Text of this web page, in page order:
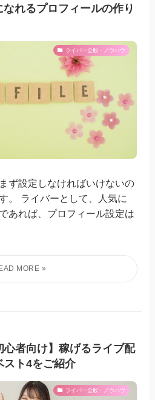
なれるプロフィールの作り
ライバー全般・ノウハウ
ず設定しなければいけないの
。 ライバーとして、人気に
あれば、プロフィール設定は
心者向け】稼げるライブ配
スト4をご紹介
ライバー全般・ノウハウ